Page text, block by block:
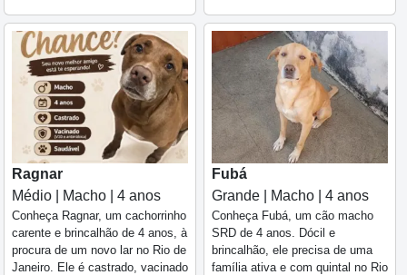
Ragnar
Médio | Macho | 4 anos
Conheça Ragnar, um cachorrinho
carente e brincalhão de 4 anos, à
procura de um novo lar no Rio de
Janeiro. Ele é castrado, vacinado
Fubá
Grande | Macho | 4 anos
Conheça Fubá, um cão macho
SRD de 4 anos. Dócil e
brincalhão, ele precisa de uma
família ativa e com quintal no Rio